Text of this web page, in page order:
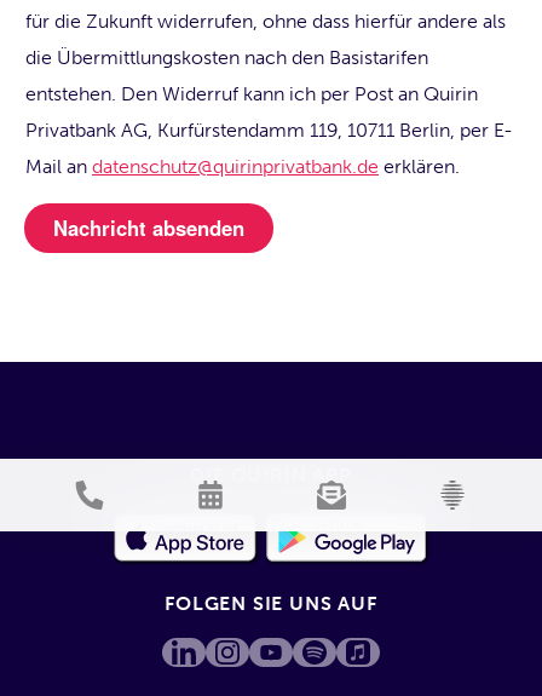
für die Zukunft widerrufen, ohne dass hierfür andere als
die Übermittlungskosten nach den Basistarifen
entstehen. Den Widerruf kann ich per Post an Quirin
Privatbank AG, Kurfürstendamm 119, 10711 Berlin, per E-
Mail an datenschutz@quirinprivatbank.de erklären.
DIE QUIRIN APP
FOLGEN SIE UNS AUF